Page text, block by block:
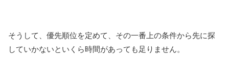
そうして、優先順位を定めて、その一番上の条件から先に探
していかないといくら時間があっても足りません。